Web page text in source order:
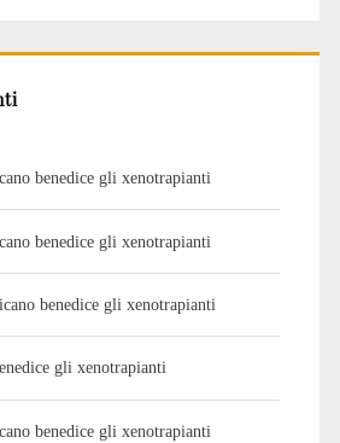
benedice gli xenotrapianti
benedice gli xenotrapianti
benedice gli xenotrapianti
gli xenotrapianti
benedice gli xenotrapianti